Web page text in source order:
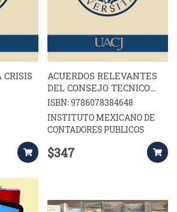
ACUERDOS RELEVANTES
DEL CONSEJO TECNICO
DEL IMSS
ISBN: 9786078384648
INSTITUTO MEXICANO DE
CONTADORES PUBLICOS
$347